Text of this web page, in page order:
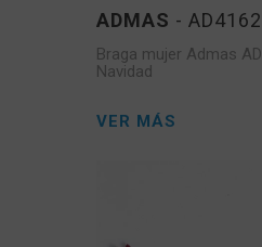
ADMAS -
Braga mujer Admas
Navidad
VER MÁS